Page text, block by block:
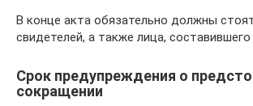
В конце акта обязательно должны
свидетелей, а также лица, составившего
Срок предупреждения о
сокращении